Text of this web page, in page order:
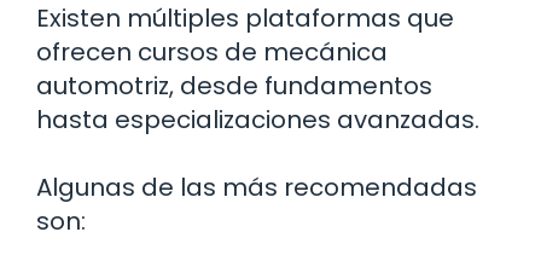
Existen múltiples plataformas que
ofrecen cursos de mecánica
automotriz, desde fundamentos
hasta especializaciones avanzadas.
Algunas de las más recomendadas
son: